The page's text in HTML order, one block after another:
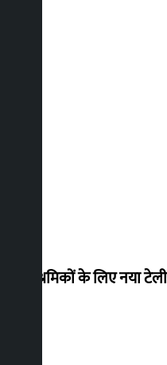
प्रवासी श्रमिकों के लिए नया